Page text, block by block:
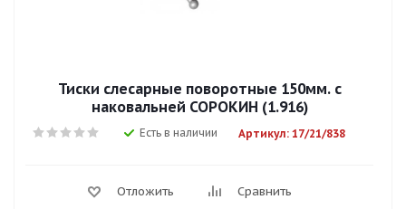
Тиски слесарные поворотные 150мм. с
наковальней СОРОКИН (1.916)
Есть в наличии Артикул: 17/21/838
Отложить Сравнить